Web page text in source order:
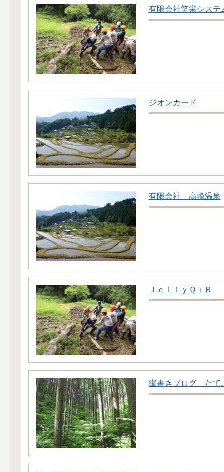
有限会社笑栄システ
ジオンカード
有限会社 高峰温泉
ＪｅｌｌｙＱ＋Ｒ
縦書きブログ たて